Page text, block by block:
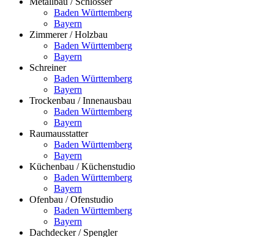
Baden Württemberg
Bayern
Zimmerer / Holzbau
Baden Württemberg
Bayern
Schreiner
Baden Württemberg
Bayern
Trockenbau / Innenausbau
Baden Württemberg
Bayern
Raumausstatter
Baden Württemberg
Bayern
Küchenbau / Küchenstudio
Baden Württemberg
Bayern
Ofenbau / Ofenstudio
Baden Württemberg
Bayern
Dachdecker / Spengler